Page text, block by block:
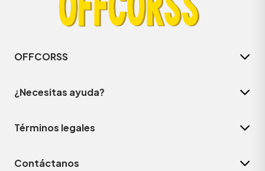
OFFCORSS
¿Necesitas ayuda?
Términos legales
Contáctanos